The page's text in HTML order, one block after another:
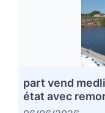
part vend
état avec